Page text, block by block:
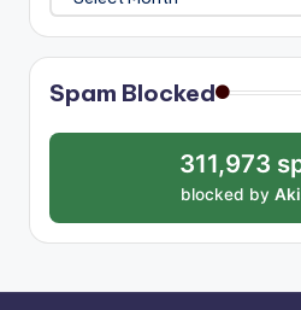
Spam Blocked
311,973
blocked by